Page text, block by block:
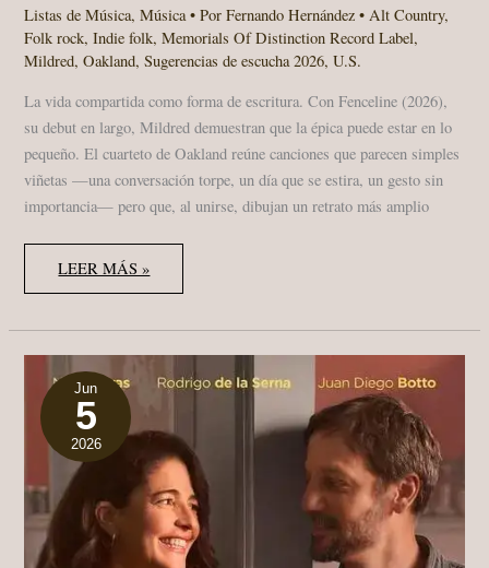
Listas de Música,Música• PorFernando Hernández•Alt Country,
Folk rock,Indie folk,Memorials Of Distinction Record Label,
Mildred,Oakland,Sugerencias de escucha 2026,U.S.
La vida compartida como forma de escritura. Con Fenceline (2026),
su debut en largo, Mildred demuestran que la épica puede estar en lo
pequeño. El cuarteto de Oakland reúne canciones que parecen simples
viñetas —una conversación torpe, un día que se estira, un gesto sin
importancia— pero que, al unirse, dibujan un retrato más amplio
MILDRED
–
FENCELINE:
DOMÉSTICO
UN
DEBUT
LUMINOSO
SUGERENCIAS
DE
ESCUCHA
2026
LEER MÁS »
Jun
5
2026